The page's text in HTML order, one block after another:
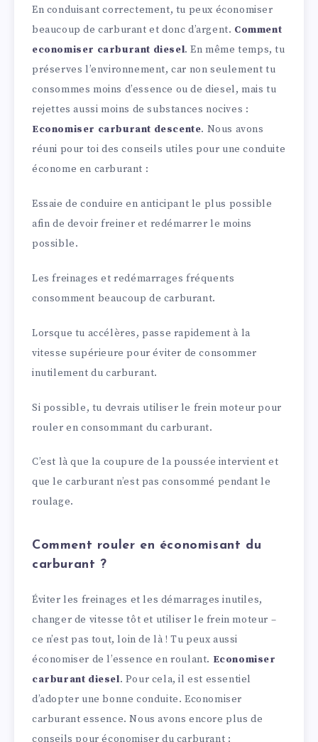
En conduisant correctement, tu peux économiser
beaucoup de carburant et donc d’argent. Comment
economiser carburant diesel. En même temps, tu
préserves l’environnement, car non seulement tu
consommes moins d’essence ou de diesel, mais tu
rejettes aussi moins de substances nocives :
Economiser carburant descente. Nous avons
réuni pour toi des conseils utiles pour une conduite
économe en carburant :
Essaie de conduire en anticipant le plus possible
afin de devoir freiner et redémarrer le moins
possible.
Les freinages et redémarrages fréquents
consomment beaucoup de carburant.
Lorsque tu accélères, passe rapidement à la
vitesse supérieure pour éviter de consommer
inutilement du carburant.
Si possible, tu devrais utiliser le frein moteur pour
rouler en consommant du carburant.
C’est là que la coupure de la poussée intervient et
que le carburant n’est pas consommé pendant le
roulage.
Comment rouler en économisant du
carburant ?
Éviter les freinages et les démarrages inutiles,
changer de vitesse tôt et utiliser le frein moteur –
ce n’est pas tout, loin de là ! Tu peux aussi
économiser de l’essence en roulant. Economiser
carburant diesel. Pour cela, il est essentiel
d’adopter une bonne conduite. Economiser
carburant essence. Nous avons encore plus de
conseils pour économiser du carburant :